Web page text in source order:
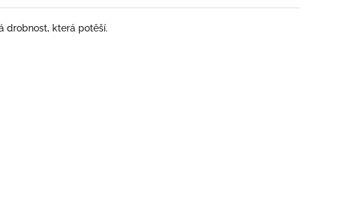
drobnost, která potěší.